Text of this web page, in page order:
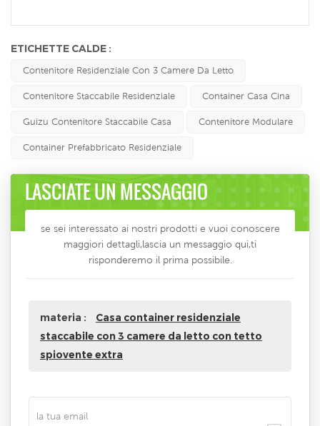
ETICHETTE CALDE :
Contenitore Residenziale Con 3 Camere Da Letto
Contenitore Staccabile Residenziale Container Casa Cina
Guizu Contenitore Staccabile Casa Contenitore Modulare
Container Prefabbricato Residenziale
LASCIATE UN MESSAGGIO
se sei interessato ai nostri prodotti e vuoi conoscere
maggiori dettagli,lascia un messaggio qui,ti
risponderemo il prima possibile.
materia :
Casa container residenziale
staccabile con 3 camere da letto con tetto
spiovente extra